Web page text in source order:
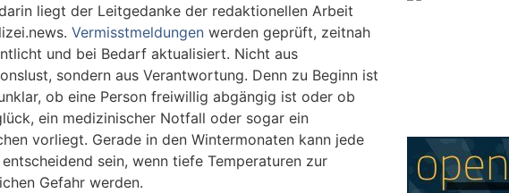
liegt der Leitgedanke der redaktionellen Arbeit
Vermisstmeldungen werden geprüft, zeitnah
und bei Bedarf aktualisiert. Nicht aus
sondern aus Verantwortung. Denn zu Beginn ist
ob eine Person freiwillig abgängig ist oder ob
ein medizinischer Notfall oder sogar ein
vorliegt. Gerade in den Wintermonaten kann jede
sein, wenn tiefe Temperaturen zur
Gefahr werden.